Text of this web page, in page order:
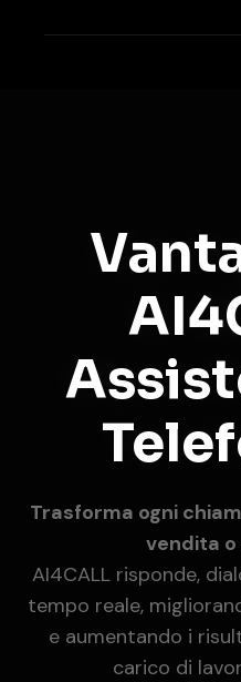
Trasforma ogni
vendita o
AI4CALL risponde,
tempo reale,
e aumentando i
carico di